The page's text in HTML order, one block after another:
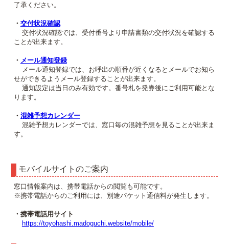
了承ください。
・ 交付状況確認
交付状況確認では、受付番号より申請書類の交付状況を確認する
ことが出来ます。
・ メール通知登録
メール通知登録では、お呼出の順番が近くなるとメールでお知ら
せができるようメール登録することが出来ます。
通知設定は当日のみ有効です。番号札を発券後にご利用可能とな
ります。
・ 混雑予想カレンダー
混雑予想カレンダーでは、窓口毎の混雑予想を見ることが出来ま
す。
モバイルサイトのご案内
窓口情報案内は、携帯電話からの閲覧も可能です。
※携帯電話からのご利用には、別途パケット通信料が発生します。
・携帯電話用サイト
https://toyohashi.madoguchi.website/mobile/